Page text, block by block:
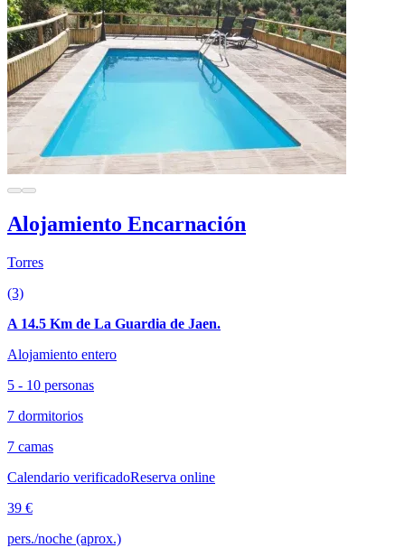
Alojamiento Encarnación
Torres
(3)
A 14.5 Km de La Guardia de Jaen.
Alojamiento entero
5 - 10 personas
7 dormitorios
7 camas
Calendario verificadoReserva online
39 €
pers./noche (aprox.)